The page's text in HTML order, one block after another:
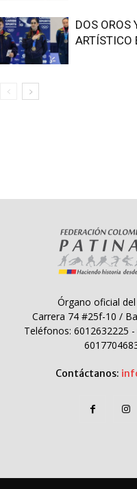
DOS OROS
ARTÍSTICO
Órgano oficial
Carrera 74 #25f-10 /
Teléfonos: 6012632225
Contáctanos: